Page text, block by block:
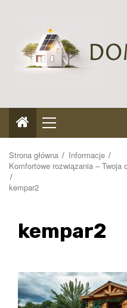
Menu
główne
Strona główna
Informacje
Komfortowe rozwiązania –
kempar2
kempar2